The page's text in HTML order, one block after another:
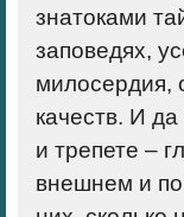
знатоками
заповедях,
милосердия,
качеств. И
и трепете –
внешнем и